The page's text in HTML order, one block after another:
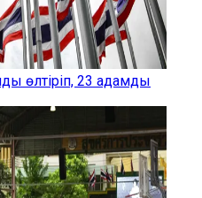
өлтіріп, 23 адамды